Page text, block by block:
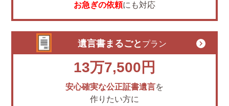
お急ぎの依頼にも対応
遺言書まるごと プラン
13万7,500円
安心確実な公正証書遺言を
作りたい方に